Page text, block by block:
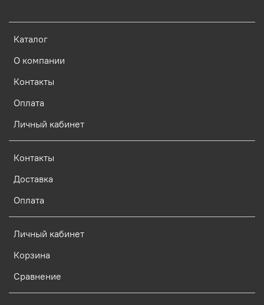
Каталог
О компании
Контакты
Оплата
Личный кабинет
Контакты
Доставка
Оплата
Личный кабинет
Корзина
Сравнение